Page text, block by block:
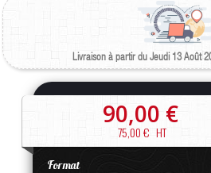
Livraison à partir du Jeudi 13 Août
90,00 €
75,00 €HT
Format